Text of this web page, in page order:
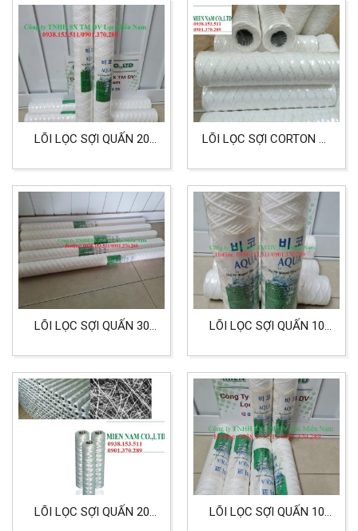
LÕI LỌC SỢI QUẤN 20
LỌC NƯỚC THẢI NGÀNH
CÔNG NGHIỆP DỆT MAY
LÕI LỌC SỢI CORTON 10
NHIỆT VÀ HÓA CHẤT
LÕI LỌC SỢI QUẤN 30
LÕI LỌC SỢI QUẤN 10
AQUA LỌC NƯỚC CÔNG
NGHIỆP
LÕI LỌC SỢI QUẤN 20
LÕI LỌC SỢI QUẤN 10